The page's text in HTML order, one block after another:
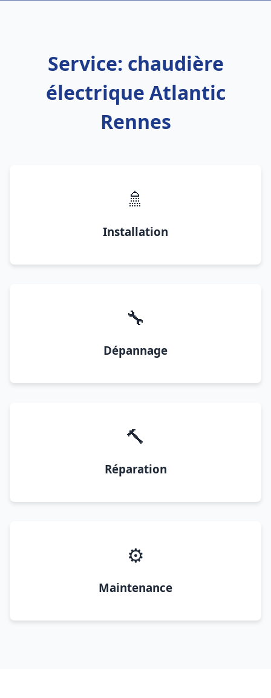
Service: chaudière
électrique Atlantic
Rennes
🚿
Installation
🔧
Dépannage
🔨
Réparation
⚙️
Maintenance